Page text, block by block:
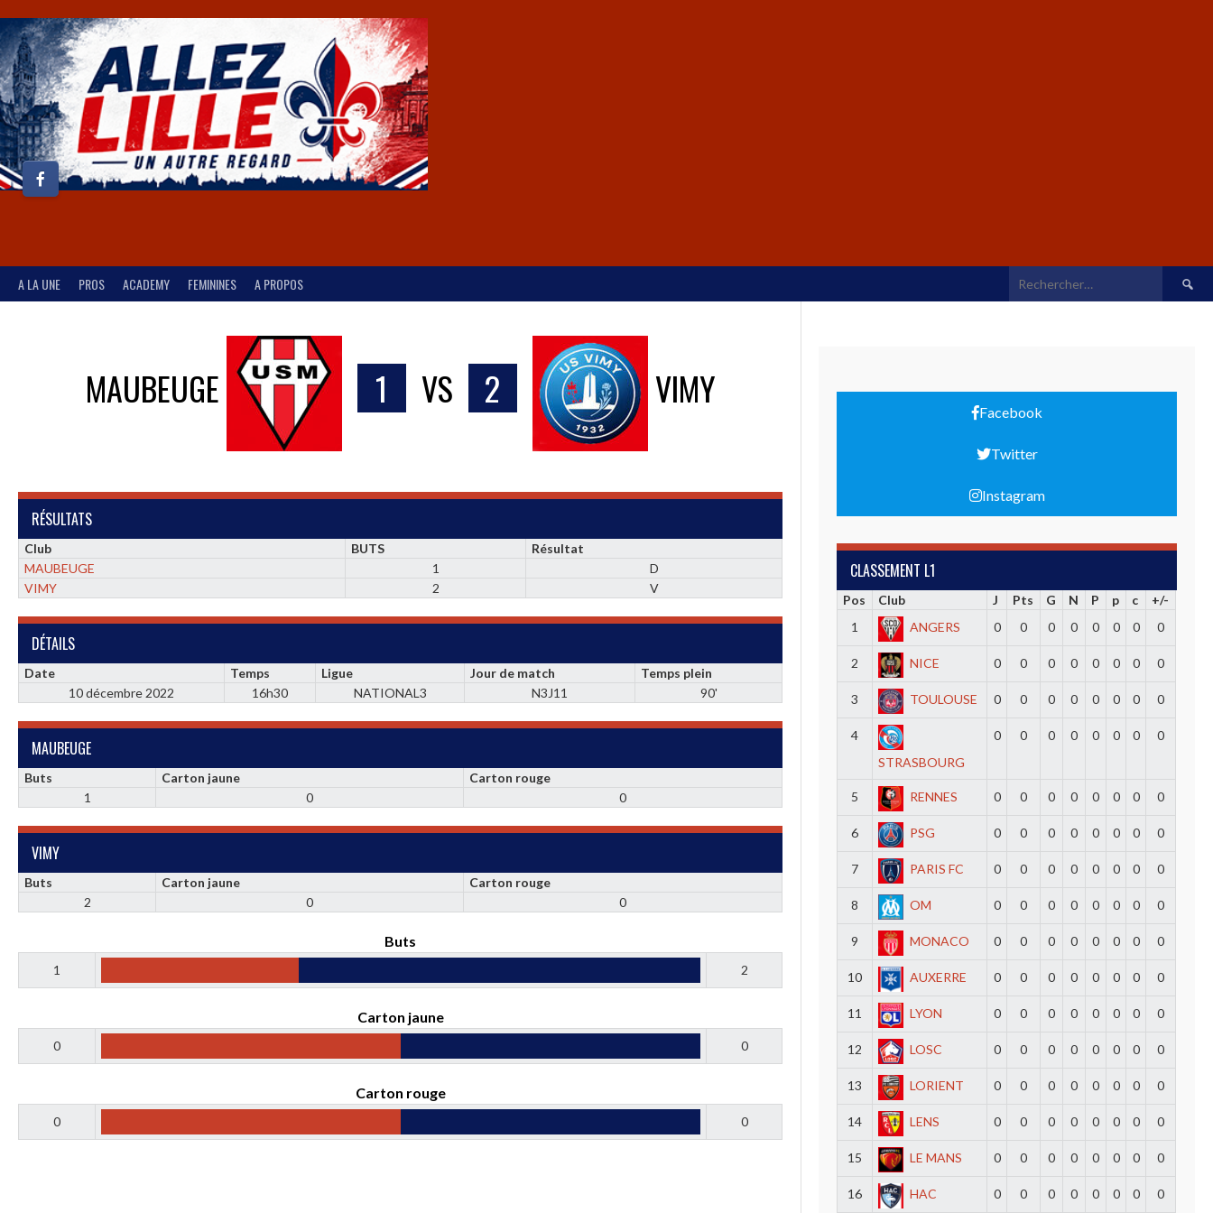
A LA UNE PROS ACADEMY FEMININES A PROPOS
MAUBEUGE 1 VS 2 VIMY
RÉSULTATS
Club BUTS
Résultat
MAUBEUGE
1
D
VIMY
2 V
DÉTAILS
Date Temps Ligue Jour de match
Temps plein
10 décembre 2022
16h30 NATIONAL3 N3J11 90'
MAUBEUGE
Buts Carton jaune
Carton rouge
1
0 0
VIMY
Buts Carton jaune
Carton rouge
2
0 0
Buts
1 2
Carton jaune
0 0
Carton rouge
0 0
Facebook
Twitter
Instagram
CLASSEMENT L1
Pos Club J Pts G N P p c
+/-
1
ANGERS 0 0 0 0 0 0 0 0
2 NICE 0 0 0 0 0 0 0 0
3 TOULOUSE 0 0 0 0 0 0 0 0
4
STRASBOURG
0 0 0 0 0 0 0 0
5 RENNES 0 0 0 0 0 0 0 0
6 PSG 0 0 0 0 0 0 0 0
7 PARIS FC 0 0 0 0 0 0 0 0
8 OM 0 0 0 0 0 0 0 0
9 MONACO 0 0 0 0 0 0 0 0
10 AUXERRE 0 0 0 0 0 0 0 0
11 LYON 0 0 0 0 0 0 0 0
12 LOSC 0 0 0 0 0 0 0 0
13 LORIENT 0 0 0 0 0 0 0 0
14 LENS 0 0 0 0 0 0 0 0
15 LE MANS 0 0 0 0 0 0 0 0
16 HAC 0 0 0 0 0 0 0 0